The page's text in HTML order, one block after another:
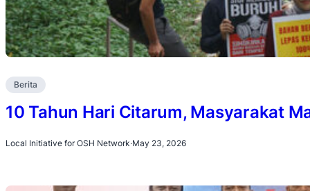
Berita
10 Tahun Hari Citarum, Masyarakat
Local Initiative for OSH Network·May 23, 2026